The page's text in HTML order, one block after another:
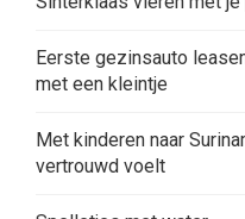
Eerste gezinsauto
met een kleintje
Met kinderen naar
vertrouwd voelt